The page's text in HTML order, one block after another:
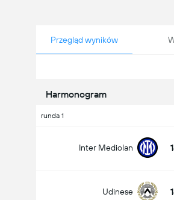
Przegląd wyników
Harmonogram
runda 1
Inter Mediolan
Udinese